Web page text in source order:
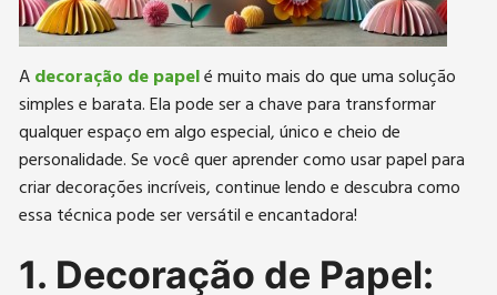
Adecoração de papelé muito mais do que uma solução
simples e barata. Ela pode ser a chave para transformar
qualquer espaço em algo especial, único e cheio de
personalidade. Se você quer aprender como usar papel para
criar decorações incríveis, continue lendo e descubra como
essa técnica pode ser versátil e encantadora!
1. Decoração de Papel: